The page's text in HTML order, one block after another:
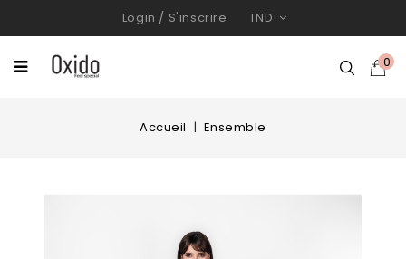
Login / S'inscrire TND
0
Accueil Ensemble